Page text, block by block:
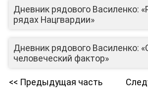
<< Предыдущая часть
Дневник рядового Василенко:
рядах Нацгвардии»
Дневник рядового Василенко:
человеческий фактор»